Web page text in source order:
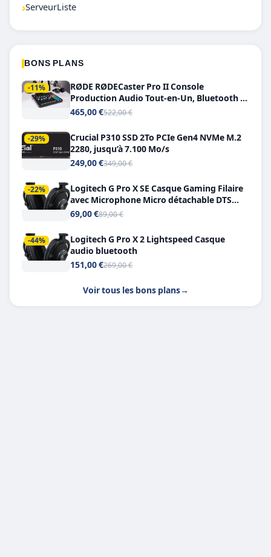
›ServeurListe
BONS PLANS
-11%
RØDE RØDECaster Pro II Console
Production Audio Tout-en-Un, Bluetooth et
Double USB-C
465,00 €522,00 €
-29%
Crucial P310 SSD 2To PCIe Gen4 NVMe M.2
2280, jusqu’à 7.100 Mo/s
249,00 €349,00 €
-22%
Logitech G Pro X SE Casque Gaming Filaire
avec Microphone Micro détachable DTS
Headphone X 7.1
69,00 €89,00 €
-44%
Logitech G Pro X 2 Lightspeed Casque
audio bluetooth
151,00 €269,00 €
Voir tous les bons plans→